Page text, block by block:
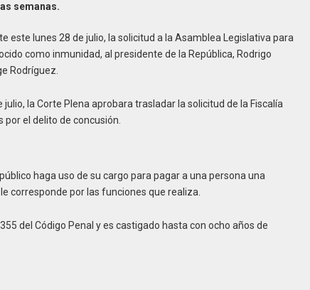
semanas.
este lunes 28 de julio, la solicitud a la Asamblea Legislativa para
como inmunidad, al presidente de la República, Rodrigo
Rodríguez.
julio, la Corte Plena aprobara trasladar la solicitud de la Fiscalía
por el delito de concusión.
haga uso de su cargo para pagar a una persona una
corresponde por las funciones que realiza.
del Código Penal y es castigado hasta con ocho años de